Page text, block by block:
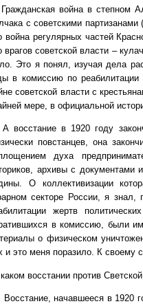
Гражданская война в степном
с советскими
война регулярных частей
врагов советской власти –
Это я понял, изучая дела
в комиссию по
советской власти с
мере, в официальной
А восстание в 1920 году
повстанцев, она
духа
архивы с документами
О коллективизации
секторе России, я
жертв
в комиссию, были
о физическом
и это меня поразило. К своему
восстании против
Восстание, начавшееся в 1920